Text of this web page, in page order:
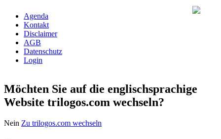
Agenda
Kontakt
Disclaimer
AGB
Datenschutz
Login
Möchten Sie auf die englischsprachige
Website trilogos.com wechseln?
Nein Zu trilogos.com wechseln